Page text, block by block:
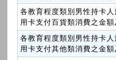
各教育程度類別男性持卡
用卡支付百貨類消費之金
各教育程度類別男性持卡
用卡支付其他類消費之金